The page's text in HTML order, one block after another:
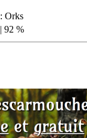
: Orks
92 %